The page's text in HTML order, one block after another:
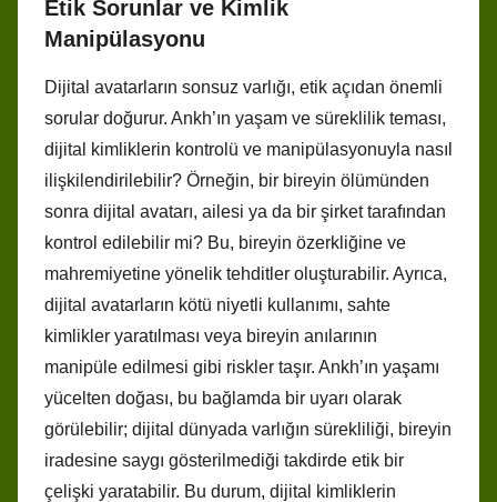
Etik Sorunlar ve Kimlik
Manipülasyonu
Dijital avatarların sonsuz varlığı, etik açıdan önemli
sorular doğurur. Ankh’ın yaşam ve süreklilik teması,
dijital kimliklerin kontrolü ve manipülasyonuyla nasıl
ilişkilendirilebilir? Örneğin, bir bireyin ölümünden
sonra dijital avatarı, ailesi ya da bir şirket tarafından
kontrol edilebilir mi? Bu, bireyin özerkliğine ve
mahremiyetine yönelik tehditler oluşturabilir. Ayrıca,
dijital avatarların kötü niyetli kullanımı, sahte
kimlikler yaratılması veya bireyin anılarının
manipüle edilmesi gibi riskler taşır. Ankh’ın yaşamı
yücelten doğası, bu bağlamda bir uyarı olarak
görülebilir; dijital dünyada varlığın sürekliliği, bireyin
iradesine saygı gösterilmediği takdirde etik bir
çelişki yaratabilir. Bu durum, dijital kimliklerin